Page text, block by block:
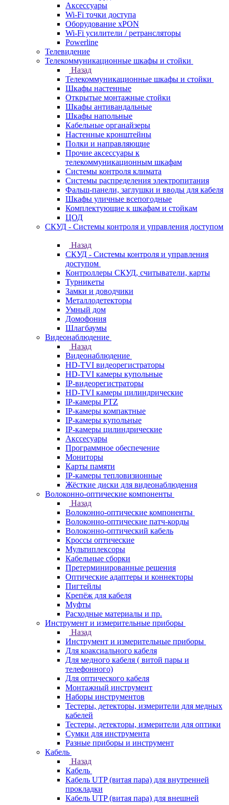
Аксессуары
Wi-Fi точки доступа
Оборудование хPON
Wi-Fi усилители / ретрансляторы
Powerline
Телевидение
Телекоммуникационные шкафы и стойки
Назад
Телекоммуникационные шкафы и стойки
Шкафы настенные
Открытые монтажные стойки
Шкафы антивандальные
Шкафы напольные
Кабельные органайзеры
Настенные кронштейны
Полки и направляющие
Прочие аксессуары к
телекоммуникационным шкафам
Системы контроля климата
Системы распределения электропитания
Фальш-панели, заглушки и вводы для кабеля
Шкафы уличные всепогодные
Комплектующие к шкафам и стойкам
ЦОД
СКУД - Системы контроля и управления доступом
Назад
СКУД - Системы контроля и управления
доступом
Контроллеры СКУД, считыватели, карты
Турникеты
Замки и доводчики
Металлодетекторы
Умный дом
Домофония
Шлагбаумы
Видеонаблюдение
Назад
Видеонаблюдение
HD-TVI видеорегистраторы
HD-TVI камеры купольные
IP-видеорегистраторы
HD-TVI камеры цилиндрические
IP-камеры PTZ
IP-камеры компактные
IP-камеры купольные
IP-камеры цилиндрические
Акссесуары
Программное обеспечение
Мониторы
Карты памяти
IP-камеры тепловизионные
Жёсткие диски для видеонаблюдения
Волоконно-оптические компоненты
Назад
Волоконно-оптические компоненты
Волоконно-оптические патч-корды
Волоконно-оптический кабель
Кроссы оптические
Мультиплексоры
Кабельные сборки
Претерминированные решения
Оптические адаптеры и коннекторы
Пигтейлы
Крепёж для кабеля
Муфты
Расходные материалы и пр.
Инструмент и измерительные приборы
Назад
Инструмент и измерительные приборы
Для коаксиального кабеля
Для медного кабеля ( витой пары и
телефонного)
Для оптического кабеля
Монтажный инструмент
Наборы инструментов
Тестеры, детекторы, измерители для медных
кабелей
Тестеры, детекторы, измерители для оптики
Сумки для инструмента
Разные приборы и инструмент
Кабель
Назад
Кабель
Кабель UTP (витая пара) для внутренней
прокладки
Кабель UTP (витая пара) для внешней